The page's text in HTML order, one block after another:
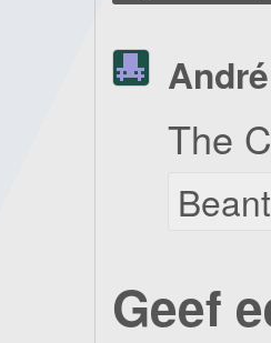
André
The
Geef